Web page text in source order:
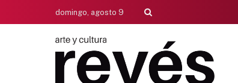
domingo, agosto 9